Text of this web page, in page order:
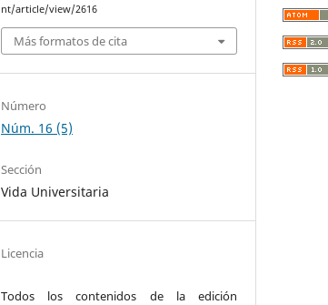
nt/article/view/2616
Más formatos de cita
Número
Núm. 16 (5)
Sección
Vida Universitaria
Licencia
Todos los contenidos de la edición